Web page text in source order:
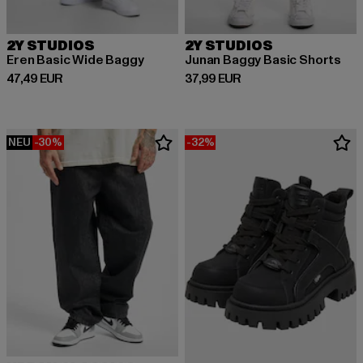
2Y STUDIOS
Eren Basic Wide Baggy
47,49 EUR
Derzeitiger Preis: 47,49 EUR
2Y STUDIOS
Junan Baggy Basic Shorts
37,99 EUR
Derzeitiger Preis: 37,99 EUR
NEU -30% -32%